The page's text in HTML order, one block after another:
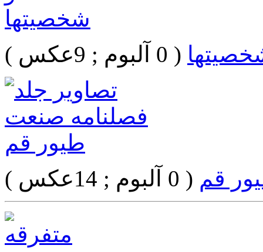
( 0 آلبوم ; 9عکس )
قم ( 0 آلبوم ; 14عکس )